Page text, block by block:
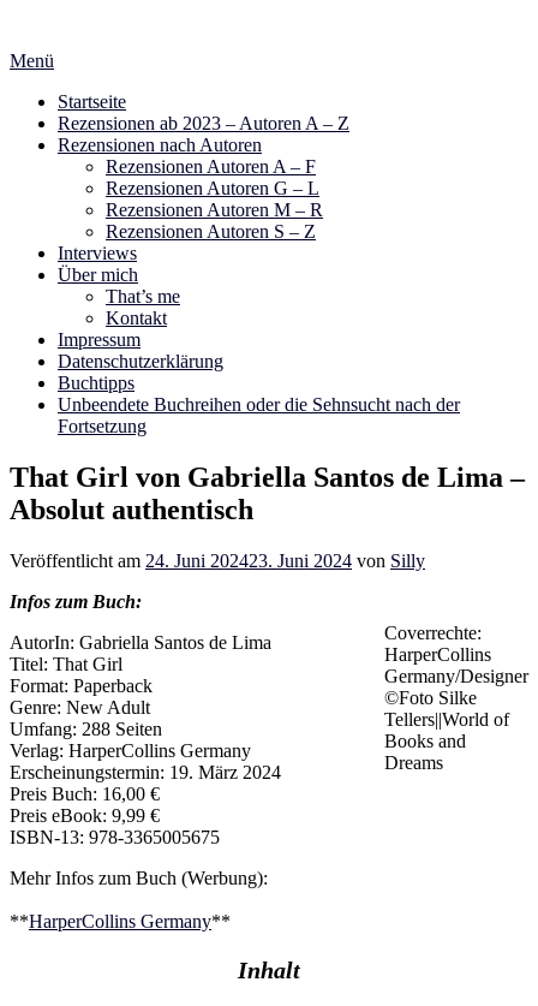
springen
Menü
Startseite
Rezensionen ab 2023 – Autoren A – Z
Rezensionen nach Autoren
Rezensionen Autoren A – F
Rezensionen Autoren G – L
Rezensionen Autoren M – R
Rezensionen Autoren S – Z
Interviews
Über mich
That’s me
Kontakt
Impressum
Datenschutzerklärung
Buchtipps
Unbeendete Buchreihen oder die Sehnsucht nach der
Fortsetzung
That Girl von Gabriella Santos de Lima –
Absolut authentisch
Veröffentlicht am 24. Juni 202423. Juni 2024 von Silly
Coverrechte:
HarperCollins
Germany/Designer
©Foto Silke
Tellers||World of
Books and
Dreams
Infos zum Buch:
AutorIn: Gabriella Santos de Lima
Titel: That Girl
Format: Paperback
Genre: New Adult
Umfang: 288 Seiten
Verlag: HarperCollins Germany
Erscheinungstermin: 19. März 2024
Preis Buch: 16,00 €
Preis eBook: 9,99 €
ISBN-13: 978-3365005675
Mehr Infos zum Buch (Werbung):
**HarperCollins Germany**
Inhalt